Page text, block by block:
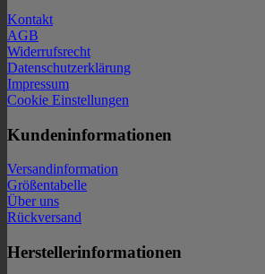
Kontakt
AGB
Widerrufsrecht
Datenschutzerklärung
Impressum
Cookie Einstellungen
Kundeninformationen
Versandinformation
Größentabelle
Über uns
Rückversand
Herstellerinformationen